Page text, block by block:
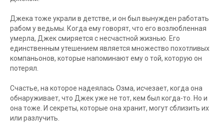
Джека тоже украли в детстве, и он был вынужден работать
рабом у ведьмы. Когда ему говорят, что его возлюбленная
умерла, Джек смиряется с несчастной жизнью. Его
единственным утешением является множество похотливых
компаньонов, которые напоминают ему о той, которую он
потерял.
Счастье, на которое надеялась Озма, исчезает, когда она
обнаруживает, что Джек уже не тот, кем был когда-то. Но и
она тоже. И секреты, которые она хранит, могут сблизить их
или разлучить.